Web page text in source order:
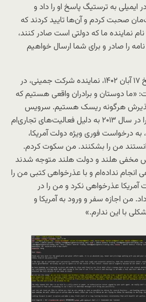
ایمیلی به ترستیگ پاسخ او را داد و
صحبت کردم و آن‌ها تایید کردند که
نام نماینده ما که دولتی است صادر کنند،
را صادر و برای شما ارسال خواهیم
در ایمیل دیگری به تاریخ ۱۷ آبان ۱۴۰۲، نماینده شرکت جمینی، در
«ما دوستان و برادران واقعی هستیم که
پذیرش هرگونه ریسک هستیم. سرویس
مخفی هلند، خود من را در سال ۲۰۱۳ به دلیل فعالیت‌های تجاری‌ام
به درخواست فوری ویژه دولت آمریکا،
من را بشکنند. من سکوت کردم.
مخفی هلند و دولت هلند متوجه شدند
نداده‌ام و با عذرخواهی کتبی من را
آمریکا عذرخواهی نکرد و من را در
من اجازه سفر و ورود به آمریکا و
با این ندارم.»